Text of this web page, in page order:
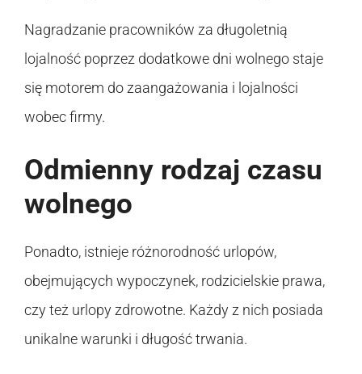
Nagradzanie pracowników za długoletnią
lojalność poprzez dodatkowe dni wolnego staje
się motorem do zaangażowania i lojalności
wobec firmy.
Odmienny rodzaj czasu
wolnego
Ponadto, istnieje różnorodność urlopów,
obejmujących wypoczynek, rodzicielskie prawa,
czy też urlopy zdrowotne. Każdy z nich posiada
unikalne warunki i długość trwania.